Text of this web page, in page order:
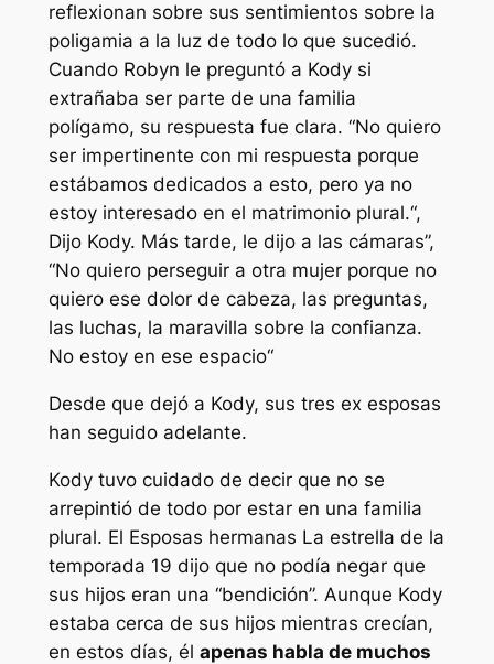
reflexionan sobre sus sentimientos sobre la
poligamia a la luz de todo lo que sucedió.
Cuando Robyn le preguntó a Kody si
extrañaba ser parte de una familia
polígamo, su respuesta fue clara. “No quiero
ser impertinente con mi respuesta porque
estábamos dedicados a esto, pero ya no
estoy interesado en el matrimonio plural.“,
Dijo Kody. Más tarde, le dijo a las cámaras”,
“No quiero perseguir a otra mujer porque no
quiero ese dolor de cabeza, las preguntas,
las luchas, la maravilla sobre la confianza.
No estoy en ese espacio“
Desde que dejó a Kody, sus tres ex esposas
han seguido adelante.
Kody tuvo cuidado de decir que no se
arrepintió de todo por estar en una familia
plural. El Esposas hermanas La estrella de la
temporada 19 dijo que no podía negar que
sus hijos eran una “bendición”. Aunque Kody
estaba cerca de sus hijos mientras crecían,
en estos días, él apenas habla de muchos